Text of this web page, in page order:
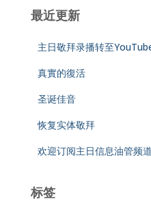
最近更新
主日敬拜录播转至
真實的復活
圣诞佳音
恢复实体敬拜
欢迎订阅主日信息油管频道
标签